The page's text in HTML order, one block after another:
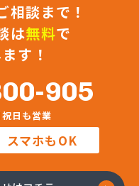
相談まで！
は無料で
す！
905
日も営業
スマホもOK